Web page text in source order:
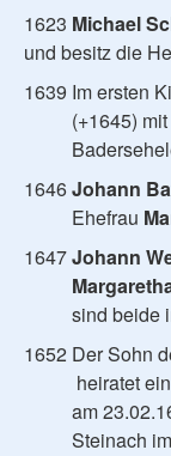
1623 Michael
und besitz die
1639 Im ersten
(+1645)
1646Johann
Ehefrau
1647Johann
sind beide
1652 Der Sohn
heiratet
am
Steinach